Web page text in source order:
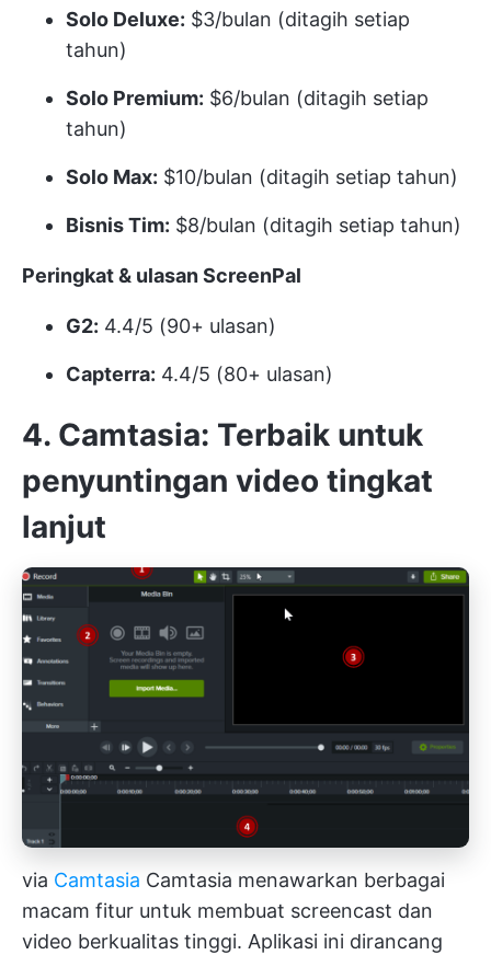
Solo Deluxe: $3/bulan (ditagih setiap
tahun)
Solo Premium: $6/bulan (ditagih setiap
tahun)
Solo Max: $10/bulan (ditagih setiap tahun)
Bisnis Tim: $8/bulan (ditagih setiap tahun)
Peringkat & ulasan ScreenPal
G2: 4.4/5 (90+ ulasan)
Capterra: 4.4/5 (80+ ulasan)
4. Camtasia: Terbaik untuk
penyuntingan video tingkat
lanjut
via Camtasia Camtasia menawarkan berbagai
macam fitur untuk membuat screencast dan
video berkualitas tinggi. Aplikasi ini dirancang